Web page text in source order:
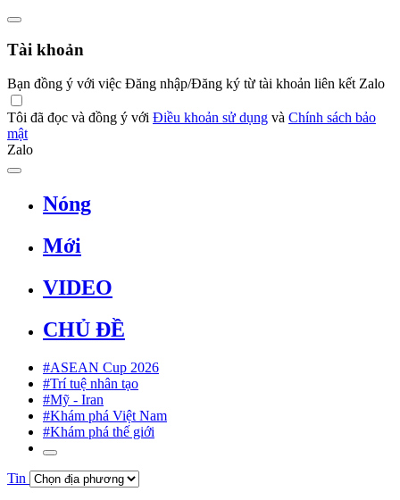
Tài khoản
Bạn đồng ý với việc Đăng nhập/Đăng ký từ tài khoản liên kết Zalo
Tôi đã đọc và đồng ý với Điều khoản sử dụng và Chính sách bảo
mật
Zalo
Nóng
Mới
VIDEO
CHỦ ĐỀ
#ASEAN Cup 2026
#Trí tuệ nhân tạo
#Mỹ - Iran
#Khám phá Việt Nam
#Khám phá thế giới
Tin